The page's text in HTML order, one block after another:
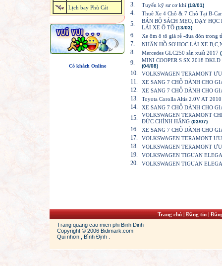
Lịch bay Phù Cát
Có khách Online
3. Tuyển kỹ sư cơ khí (18/01)
4. Thuê Xe 4 Chỗ & 7 Chỗ Tại B-
5.
BÁN BỘ SÁCH MẸO, DẠY
LÁI XE Ô TÔ (13/03)
6. Xe ôm ô tô giá rẻ -đưa đón trong
7. NHẬN HỒ SƠ HỌC LÁI XE
8. Mercedes GLC250 sản xuất 2017
9. MINI COOPER S SX 2018
(04/08)
10. VOLKSWAGEN TERAMONT
11. XE SANG 7 CHỖ DÀNH CHO
12. XE SANG 7 CHỖ DÀNH CHO
13. Toyota Corolla Altis 2.0V AT
14. XE SANG 7 CHỖ DÀNH CHO
15.
VOLKSWAGEN TERAMONT
ĐỨC CHÍNH HÃNG (03/07)
16. XE SANG 7 CHỖ DÀNH CHO
17. VOLKSWAGEN TERAMONT
18. VOLKSWAGEN TERAMONT
19. VOLKSWAGEN TIGUAN
20. VOLKSWAGEN TIGUAN
Trang chủ|Đăng tin|
Trang quang cao mien phi Binh Dinh
Copyright © 2006 Bidimark.com
Qui nhơn , Bình Định .